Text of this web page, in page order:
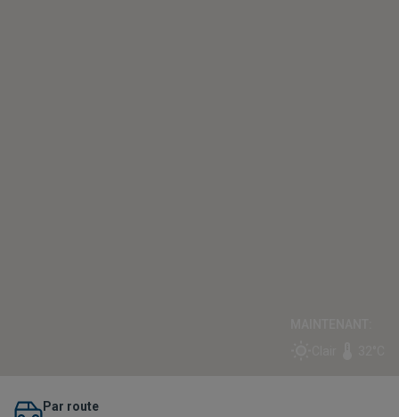
Par route